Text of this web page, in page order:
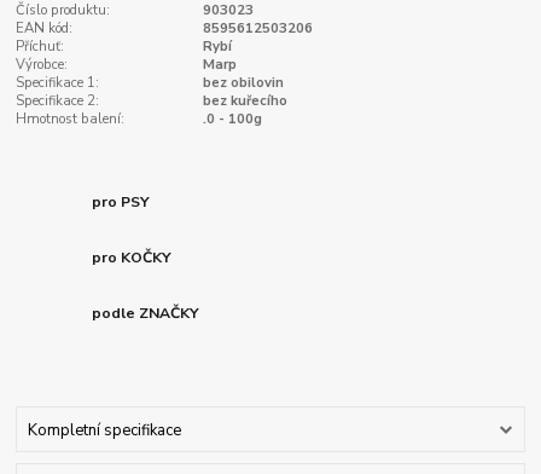
Číslo produktu:
903023
EAN kód:
8595612503206
Příchuť:
Rybí
Výrobce:
Marp
Specifikace 1:
bez obilovin
Specifikace 2:
bez kuřecího
Hmotnost balení:
.0 - 100g
pro PSY
pro KOČKY
podle ZNAČKY
Kompletní specifikace